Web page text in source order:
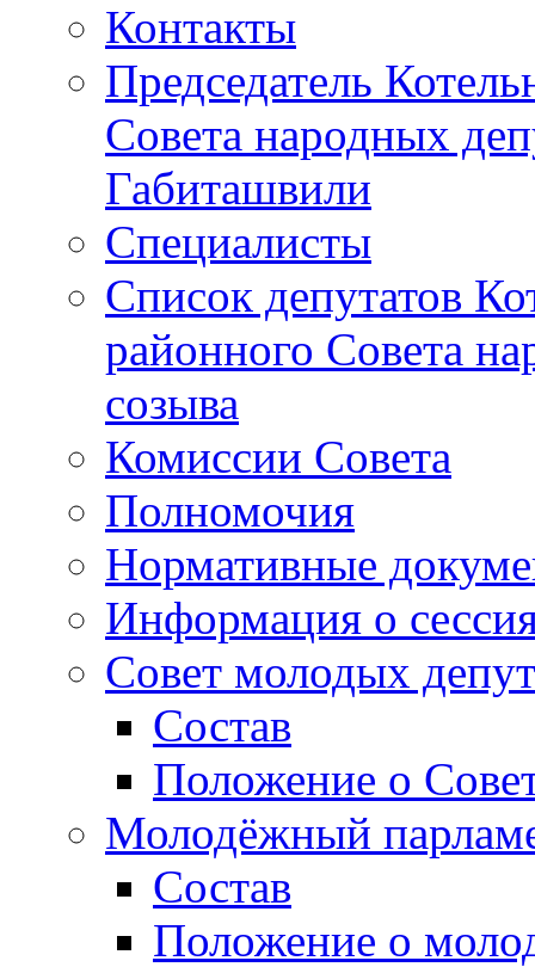
Контакты
Председатель
Совета народных
Габиташвили
Специалисты
Список депутатов
районного Совета
созыва
Комиссии Совета
Полномочия
Нормативные
Информация о
Совет молодых
Состав
Положение о
Молодёжный
Состав
Положение о